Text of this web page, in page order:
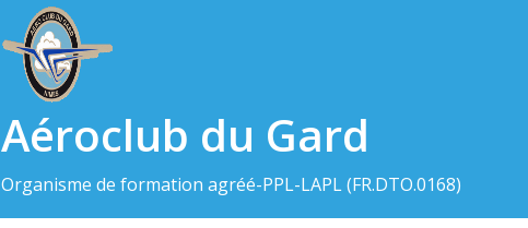
Aéroclub du Gard
Organisme de formation agréé-PPL-LAPL (FR.DTO.0168)